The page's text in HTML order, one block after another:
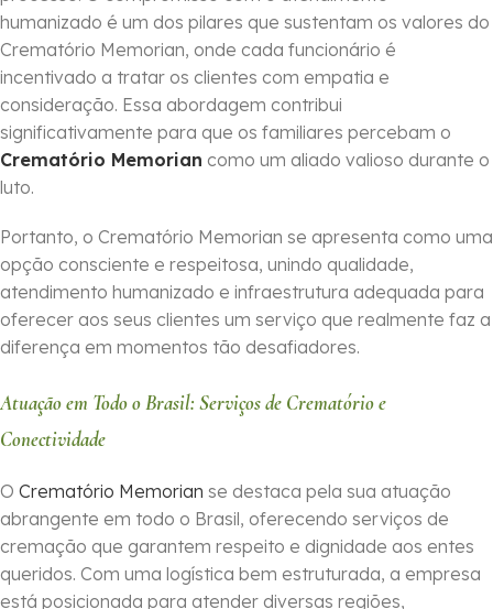
humanizado é um dos pilares que sustentam os valores do
Crematório Memorian, onde cada funcionário é
incentivado a tratar os clientes com empatia e
consideração. Essa abordagem contribui
significativamente para que os familiares percebam o
Crematório Memorian como um aliado valioso durante o
luto.
Portanto, o Crematório Memorian se apresenta como uma
opção consciente e respeitosa, unindo qualidade,
atendimento humanizado e infraestrutura adequada para
oferecer aos seus clientes um serviço que realmente faz a
diferença em momentos tão desafiadores.
Atuação em Todo o Brasil: Serviços de Crematório e
Conectividade
O Crematório Memorian se destaca pela sua atuação
abrangente em todo o Brasil, oferecendo serviços de
cremação que garantem respeito e dignidade aos entes
queridos. Com uma logística bem estruturada, a empresa
está posicionada para atender diversas regiões,